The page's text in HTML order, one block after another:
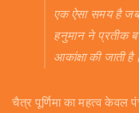
एक ऐसा समय है
हनुमान ने प्रतीक
आकांक्षा की जाती
चैत्र पूर्णिमा का महत्व केवल